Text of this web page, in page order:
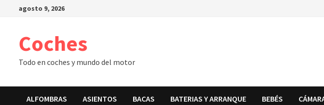
Saltaragosto 9, 2026
Coches
Todo en coches y mundo del motor
ALFOMBRAS ASIENTOS BACAS BATERIAS Y ARRANQUE BEBÉS